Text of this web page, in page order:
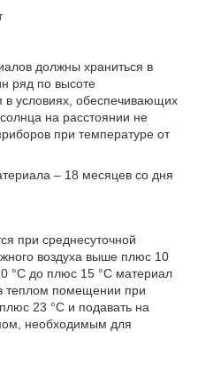
должны храниться в
ряд по высоте
условиях, обеспечивающих
на расстоянии не
при температуре от
– 18 месяцев со дня
при среднесуточной
воздуха выше плюс 10
°С до плюс 15 °С материал
теплом помещении при
23 °С и подавать на
необходимым для